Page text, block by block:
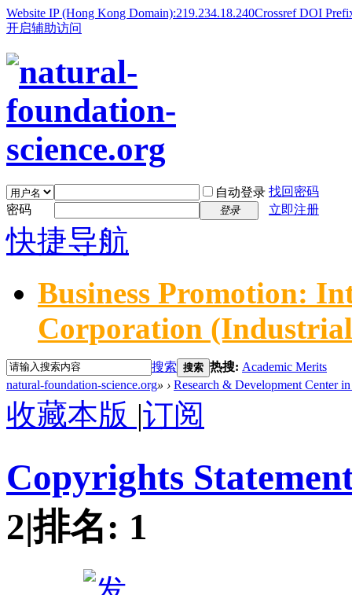
Website IP (Hong Kong Domain):219.234.18.240Crossref DOI
开启辅助访问
自动登录 找回密码
密码
登录 立即注册
快捷导航
Business Promotion:
Corporation
搜索 搜索 热搜: Academic Merits
natural-foundation-science.org» › Research & Development Center
收藏本版 |订阅
Copyrights
2|排名: 1